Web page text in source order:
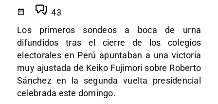
43
Los primeros sondeos a boca de urna
difundidos tras el cierre de los colegios
electorales en Perú apuntaban a una victoria
muy ajustada de Keiko Fujimori sobre Roberto
Sánchez en la segunda vuelta presidencial
celebrada este domingo.